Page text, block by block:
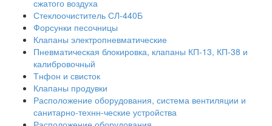
сжатого воздуха
Стеклоочиститель СЛ-440Б
Форсунки песочницы
Клапаны электропневматические
Пневматическая блокировка, клапаны КП-13, КП-38 и
калибровочный
Тнфон и свисток
Клапаны продувки
Расположение оборудования, система вентиляции и
санитарно-технн-ческие устройства